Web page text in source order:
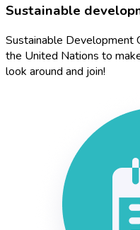
Sustainable
Sustainable Development
the United Nations to
look around and join!